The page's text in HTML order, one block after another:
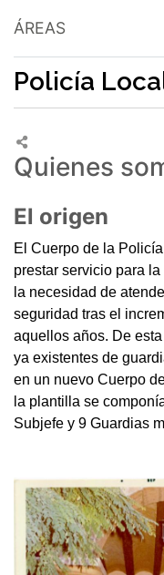
ÁREAS
Policía
Quienes
El origen
El Cuerpo de la
prestar servicio para
la necesidad de
seguridad tras el
aquellos años. De
ya existentes de
en un nuevo Cuerpo
la plantilla se
Subjefe y 9 Guardias